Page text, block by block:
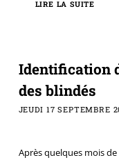
LIRE LA SUITE
Identification
des blindés
JEUDI 17 SEPTEMBRE
Après quelques mois